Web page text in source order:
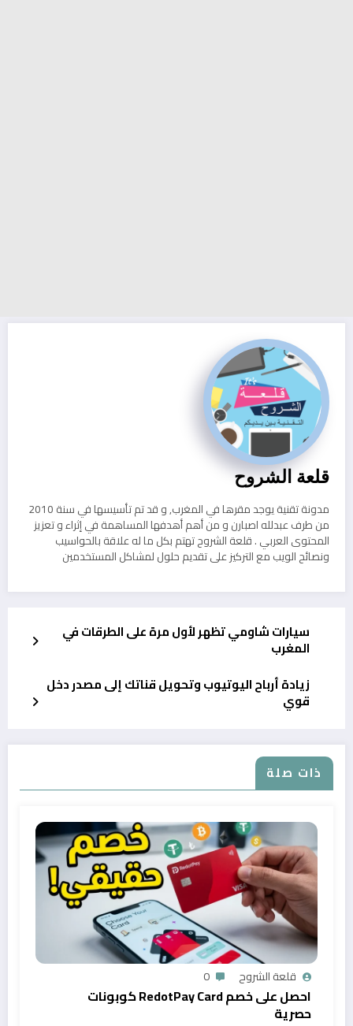
قلعة الشروح
مدونة تقنية يوجد مقرها في المغرب, و قد تم تأسيسها في سنة 2010
من طرف عبدلله اصبارن و من أهم أهدفها المساهمة في إثراء و تعزيز
المحتوى العربي . قلعة الشروح تهتم بكل ما له علاقة بالحواسيب
ونصائح الويب مع التركيز على تقديم حلول لمشاكل المستخدمين
سيارات شاومي تظهر لأول مرة على الطرقات في
المغرب
زيادة أرباح اليوتيوب وتحويل قناتك إلى مصدر دخل
قوي
ذات صلة
قلعة الشروح 0
احصل على خصم RedotPay Card كوبونات
حصرية